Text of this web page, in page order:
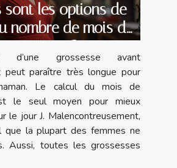
sont les options de
nombre de mois de
grossesse ?
d’une grossesse avant
peut paraître très longue pour
Le calcul du mois de
le seul moyen pour mieux
le jour J. Malencontreusement,
que la plupart des femmes ne
Aussi, toutes les grossesses